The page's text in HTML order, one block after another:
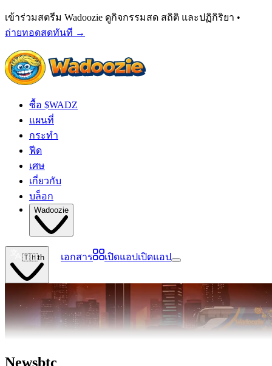
เข้าร่วมสตรีม Wadoozie ดูกิจกรรมสด สถิติ และปฏิกิริยา •
ถ่ายทอดสดทันที →
ซื้อ $WADZ
แผนที่
กระทำ
ฟีด
เศษ
เกี่ยวกับ
บล็อก
Wadoozie
🇹🇭th เอกสาร เปิดแอปเปิดแอป
Newsbtc